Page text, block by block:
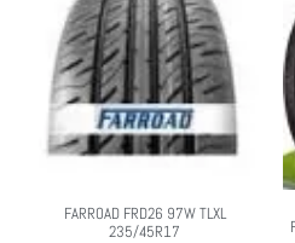
FARROAD FRD26 97W TLXL
235/45R17